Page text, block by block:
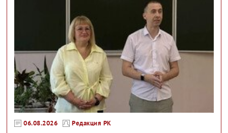
06.08.2026 Редакция РК